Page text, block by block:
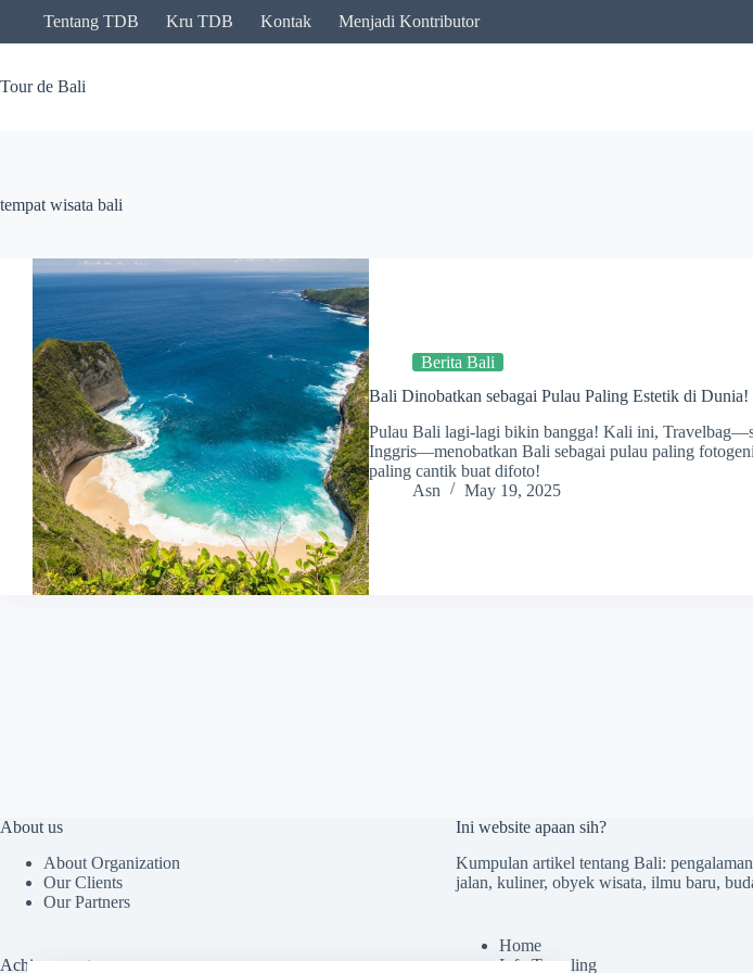
content
Tentang TDB Kru TDB Kontak Menjadi Kontributor
Tour de Bali
tempat wisata bali
Berita Bali
Bali Dinobatkan sebagai Pulau Paling Estetik di Dunia!
Pulau Bali lagi-lagi bikin bangga! Kali ini,
Inggris—menobatkan Bali sebagai pulau paling
paling cantik buat difoto!
Asn
May 19, 2025
About us
About Organization
Our Clients
Our Partners
Achievements
Ini website apaan sih?
Kumpulan artikel tentang Bali:
jalan, kuliner, obyek wisata, ilmu baru,
Home
Info Traveling